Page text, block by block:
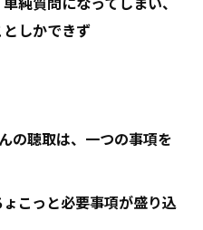
しかできず
の聴取は、一つの事項を
こっと必要事項が盛り込